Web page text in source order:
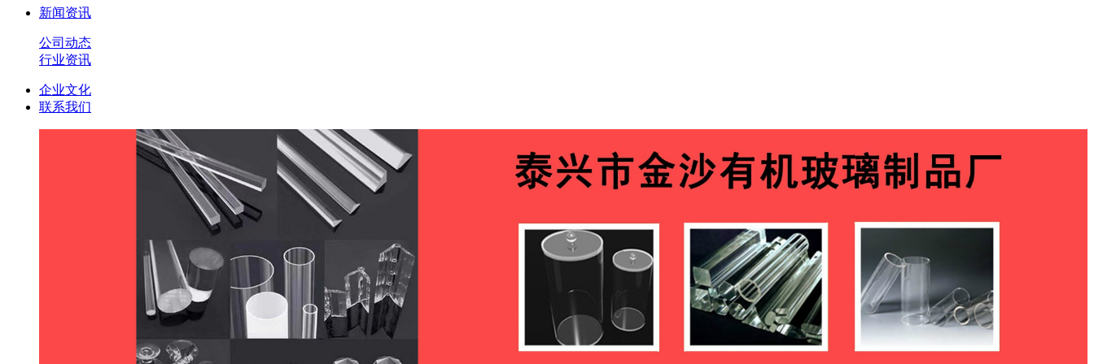
新闻资讯
公司动态
行业资讯
企业文化
联系我们